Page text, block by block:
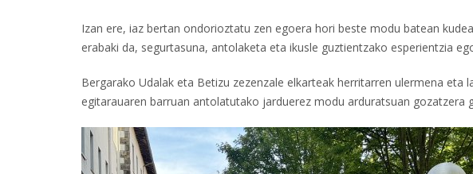
Izan ere, iaz bertan ondorioztatu zen egoera hori beste modu batean
erabaki da, segurtasuna, antolaketa eta ikusle guztientzako esperientzia
Bergarako Udalak eta Betizu zezenzale elkarteak herritarren ulermena
egitarauaren barruan antolatutako jarduerez modu arduratsuan gozatzera